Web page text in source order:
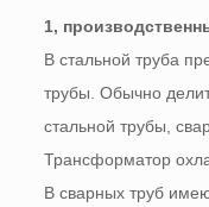
1,
В стальной труба
трубы. Обычно
стальной трубы,
Трансформатор
В сварных труб